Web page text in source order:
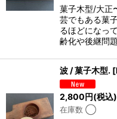
菓子木型/大正
芸でもある菓
るほどになっ
齢化や後継問
波 / 菓子木型. [
2,800円(税込)
在庫数 ◯